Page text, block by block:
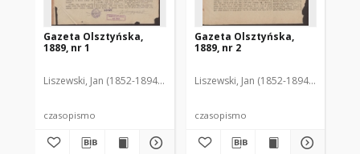
Gazeta Olsztyńska,
1889, nr 1
Liszewski, Jan (1852-1894). Red.
czasopismo
Gazeta Olsztyńska,
1889, nr 2
Liszewski, Jan (1852-1894). Red.
czasopismo